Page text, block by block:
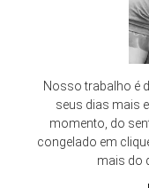
Nosso trabalho é
seus dias mais
momento, do
congelado em
mais do